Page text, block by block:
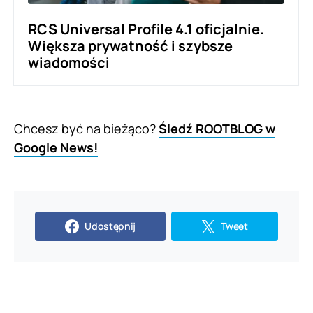
RCS Universal Profile 4.1 oficjalnie.
Większa prywatność i szybsze
wiadomości
Chcesz być na bieżąco?Śledź ROOTBLOG w
Google News!
Udostępnij Tweet